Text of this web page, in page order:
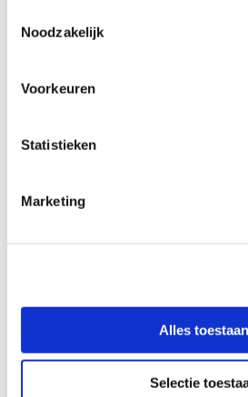
Noodzakelijk
Voorkeuren
Statistieken
Marketing
Alles toestaan
Selectie
Mag ik (13) af en toe bij